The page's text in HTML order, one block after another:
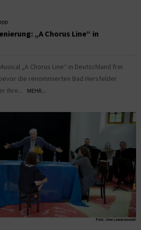
„A Chorus Line“ in
„A Chorus Line“ in Deutschland frei
die renommierten Bad Hersfelder
ihre...
MEHR...